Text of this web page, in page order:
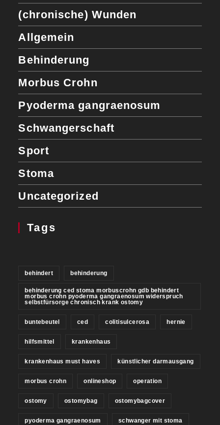
(chronische) Wunden
Allgemein
Behinderung
Morbus Crohn
Pyoderma gangraenosum
Schwangerschaft
Sport
Stoma
Uncategorized
Tags
behindert behinderung
behinderung ced stoma morbuscrohn gdb behindert
morbus crohn pyoderma gangraenosum widerspruch
selbstfürsorge chronisch krank ostomy
buntebeutel ced colitisulcerosa hernie
hilfsmittel krankenhaus
krankenhaus must haves künstlicher darmausgang
morbus crohn onlineshop operation
ostomy ostomybag ostomybagcover
pyoderma gangraenosum schwanger mit stoma